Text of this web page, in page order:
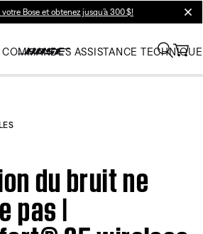
votre Bose et obtenez jusqu’à 300 $!
COMMANDES ASSISTANCE TECHNIQUE
du bruit ne
pas |